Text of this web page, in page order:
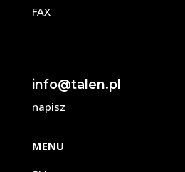
FAX
info@talen.pl
napisz
MENU